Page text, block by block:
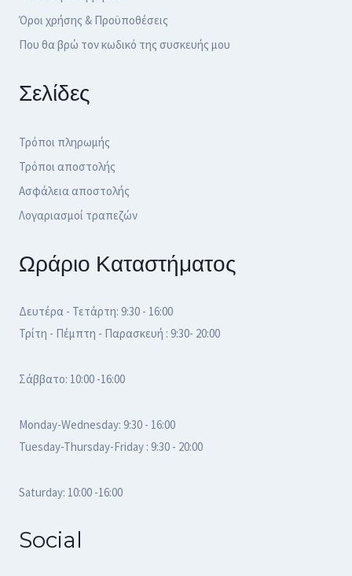
Όροι χρήσης & Προϋποθέσεις
Που θα βρώ τον κωδικό της συσκευής μου
Σελίδες
Τρόποι πληρωμής
Τρόποι αποστολής
Ασφάλεια αποστολής
Λογαριασμοί τραπεζών
Ωράριο Καταστήματος
Δευτέρα - Τετάρτη: 9:30 - 16:00
Τρίτη - Πέμπτη - Παρασκευή : 9:30- 20:00
Σάββατο: 10:00 -16:00
Monday-Wednesday: 9:30 - 16:00
Tuesday-Thursday-Friday : 9:30 - 20:00
Saturday: 10:00 -16:00
Social